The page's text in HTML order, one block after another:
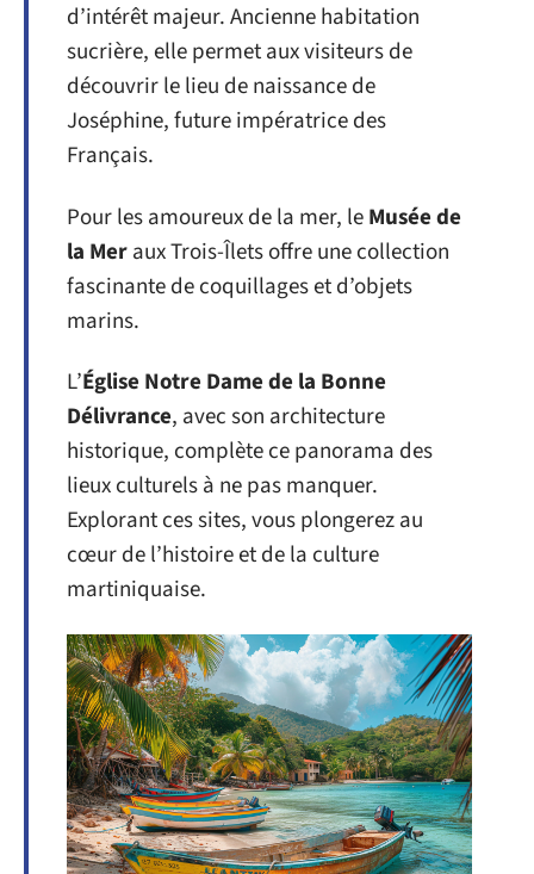
d’intérêt majeur. Ancienne habitation
sucrière, elle permet aux visiteurs de
découvrir le lieu de naissance de
Joséphine, future impératrice des
Français.
Pour les amoureux de la mer, leMusée de
la Meraux Trois-Îlets offre une collection
fascinante de coquillages et d’objets
marins.
L’Église Notre Dame de la Bonne
Délivrance, avec son architecture
historique, complète ce panorama des
lieux culturels à ne pas manquer.
Explorant ces sites, vous plongerez au
cœur de l’histoire et de la culture
martiniquaise.